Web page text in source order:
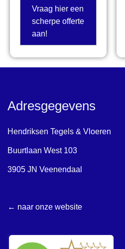
Vraag hier een
scherpe offerte
aan!
Adresgegevens
Hendriksen Tegels & Vloeren
Buurtlaan West 103
3905 JN Veenendaal
← naar onze website